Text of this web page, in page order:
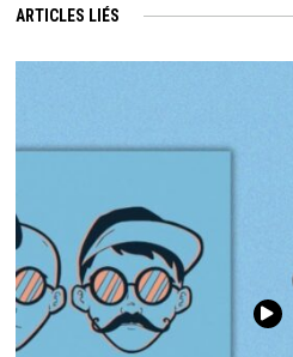
ARTICLES LIÉS